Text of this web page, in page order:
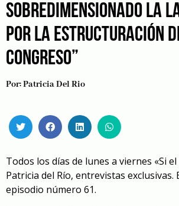
SOBREDIMENSIONADO LA
POR LA ESTRUCTURACIÓN
CONGRESO”
Por:Patricia Del Rio
Todos los días de lunes a viernes «Si
Patricia del Río, entrevistas exclusivas.
episodio número 61.